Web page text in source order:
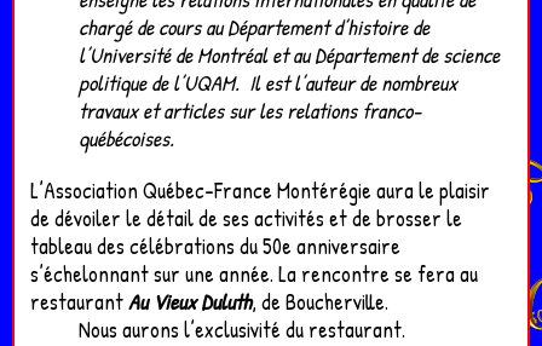
chargé de cours au Département d’histoire de
l’Université de Montréal et au Département de science
politique de l’UQAM. Il est l’auteur de nombreux
travaux et articles sur les relations franco-
québécoises.
L’Association Québec-France Montérégie aura le plaisir
de dévoiler le détail de ses activités et de brosser le
tableau des célébrations du 50e anniversaire
s’échelonnant sur une année. La rencontre se fera au
restaurantAu Vieux Duluth, de Boucherville.
Nous aurons l’exclusivité du restaurant.